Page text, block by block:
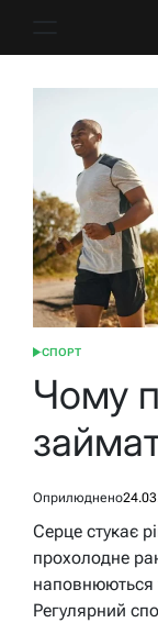
ОПУБЛІКУВАТИ
СПОРТ
Чому
Оприлюднено
Серце стукає
прохолодне
наповнюються
Регулярний